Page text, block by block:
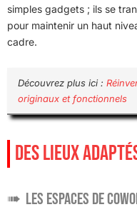
simples gadgets ; ils se
pour maintenir un haut
cadre.
Découvrez plus ici :
originaux et fonctionnels
DES LIEUX
Les espaces de